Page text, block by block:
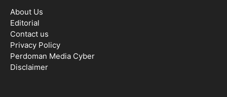
About Us
Editorial
Contact us
Privacy Policy
Perdoman Media Cyber
Disclaimer